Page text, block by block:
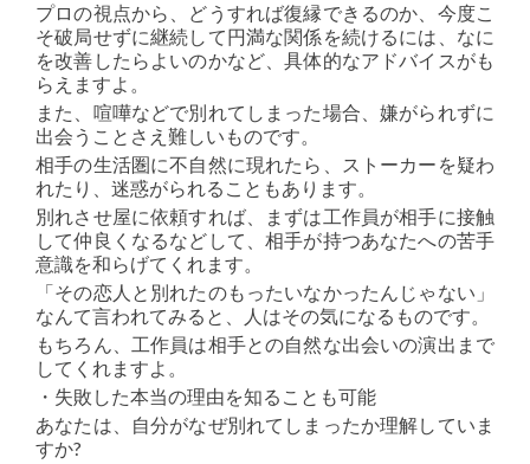
プロの視点から、どうすれば復縁できるのか、今度こ
そ破局せずに継続して円満な関係を続けるには、なに
を改善したらよいのかなど、具体的なアドバイスがも
らえますよ。
また、喧嘩などで別れてしまった場合、嫌がられずに
出会うことさえ難しいものです。
相手の生活圏に不自然に現れたら、ストーカーを疑わ
れたり、迷惑がられることもあります。
別れさせ屋に依頼すれば、まずは工作員が相手に接触
して仲良くなるなどして、相手が持つあなたへの苦手
意識を和らげてくれます。
「その恋人と別れたのもったいなかったんじゃない」
なんて言われてみると、人はその気になるものです。
もちろん、工作員は相手との自然な出会いの演出まで
してくれますよ。
・失敗した本当の理由を知ることも可能
あなたは、自分がなぜ別れてしまったか理解していま
すか?